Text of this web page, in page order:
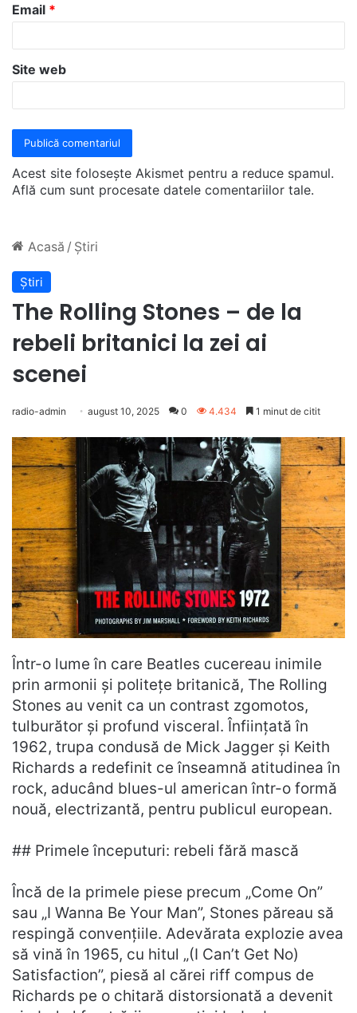
*
Email *
Site web
Acest site folosește Akismet pentru a reduce spamul.
Află cum sunt procesate datele comentariilor tale.